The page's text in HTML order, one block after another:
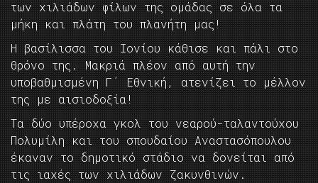
των χιλιάδων φίλων της ομάδας σε όλα τα
μήκη και πλάτη του πλανήτη μας!
Η βασίλισσα του Ιονίου κάθισε και πάλι στο
θρόνο της. Μακριά πλέον από αυτή την
υποβαθμισμένη Γ΄ Εθνική, ατενίζει το μέλλον
της με αισιοδοξία!
Τα δύο υπέροχα γκολ του νεαρού-ταλαντούχου
Πολυμίλη και του σπουδαίου Αναστασόπουλου
έκαναν το δημοτικό στάδιο να δονείται από
τις ιαχές των χιλιάδων ζακυνθινών.